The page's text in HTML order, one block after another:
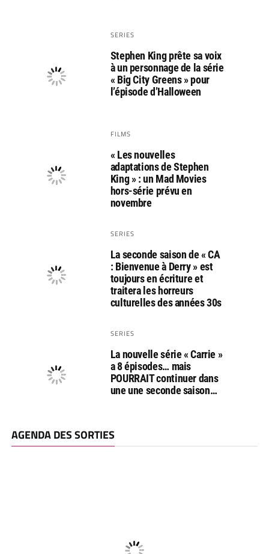
SERIES
Stephen King prête sa voix
à un personnage de la série
« Big City Greens » pour
l’épisode d’Halloween
FILMS
« Les nouvelles
adaptations de Stephen
King » : un Mad Movies
hors-série prévu en
novembre
SERIES
La seconde saison de « CA
: Bienvenue à Derry » est
toujours en écriture et
traitera les horreurs
culturelles des années 30s
SERIES
La nouvelle série « Carrie »
a 8 épisodes… mais
POURRAIT continuer dans
une une seconde saison…
AGENDA DES SORTIES